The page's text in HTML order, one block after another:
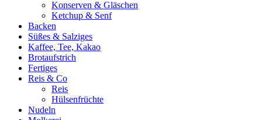
Konserven & Gläschen
Ketchup & Senf
Backen
Süßes & Salziges
Kaffee, Tee, Kakao
Brotaufstrich
Fertiges
Reis & Co
Reis
Hülsenfrüchte
Nudeln